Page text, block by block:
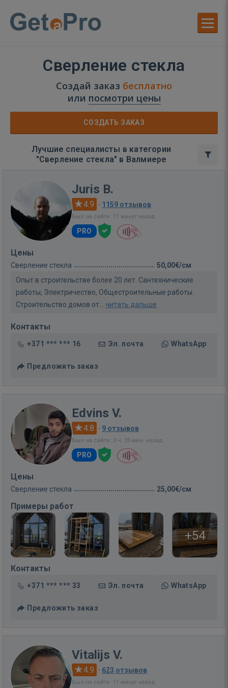
Сверление стекла
Создай заказ бесплатно
или посмотри цены
СОЗДАТЬ ЗАКАЗ
Лучшие специалисты в категории
"Сверление стекла" в Валмиере
Juris B.
4.9 · 1159 отзывов
Был на сайте: 11 минут назад
PRO
Цены
Сверление стекла
50,00€/см
Опыт в строительстве более 20 лет. Сантехнические
работы, Электричество, Общестроительные работы.
Строительство домов от... читать дальше
Контакты
+371 *** *** 16 Эл. почта WhatsApp
Предложить заказ
Edvins V.
4.8 · 9 отзывов
Был на сайте: 3 ч. 35 мин. назад
PRO
Цены
Сверление стекла 25,00€/см
Примеры работ
+54
Контакты
+371 *** *** 33 Эл. почта WhatsApp
Предложить заказ
Vitalijs V.
4.9 · 623 отзывов
Был на сайте: 11 минут назад